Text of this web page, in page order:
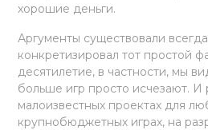
хорошие деньги.
Аргументы существовали
конкретизировал тот простой
десятилетие, в частности, мы
больше игр просто исчезают. И
малоизвестных проектах для
крупнобюджетных играх, на